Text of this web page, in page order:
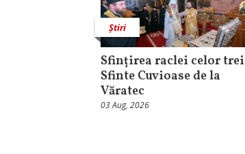
Știri
Sfințirea raclei celor trei
Sfinte Cuvioase de la
Văratec
03 Aug, 2026